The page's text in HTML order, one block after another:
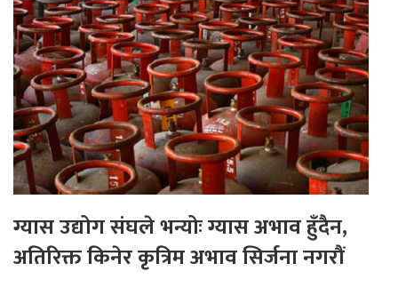
ग्यास उद्योग संघले भन्योः ग्यास अभाव हुँदैन,
अतिरिक्त किनेर कृत्रिम अभाव सिर्जना नगरौं